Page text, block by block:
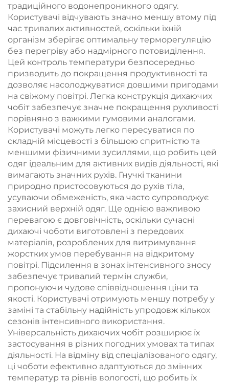
традиційного водонепроникного одягу.
Користувачі відчувають значно меншу втому під
час тривалих активностей, оскільки їхній
організм зберігає оптимальну терморегуляцію
без перегріву або надмірного потовиділення.
Цей контроль температури безпосередньо
призводить до покращення продуктивності та
дозволяє насолоджуватися довшими пригодами
на свіжому повітрі. Легка конструкція дихаючих
чобіт забезпечує значне покращення рухливості
порівняно з важкими гумовими аналогами.
Користувачі можуть легко пересуватися по
складній місцевості з більшою спритністю та
меншими фізичними зусиллями, що робить цей
одяг ідеальним для активних видів діяльності, які
вимагають значних рухів. Гнучкі тканини
природно пристосовуються до рухів тіла,
усуваючи обмеженість, яка часто супроводжує
захисний верхній одяг. Ще однією важливою
перевагою є довговічність, оскільки сучасні
дихаючі чоботи виготовлені з передових
матеріалів, розроблених для витримування
жорстких умов перебування на відкритому
повітрі. Підсилення в зонах інтенсивного зносу
забезпечує тривалий термін служби,
пропонуючи чудове співвідношення ціни та
якості. Користувачі отримують меншу потребу у
заміні та стабільну надійність упродовж кількох
сезонів інтенсивного використання.
Універсальність дихаючих чобіт розширює їх
застосування в різних погодних умовах та типах
діяльності. На відміну від спеціалізованого одягу,
ці чоботи ефективно адаптуються до змінних
температур та рівнів вологості, що робить їх